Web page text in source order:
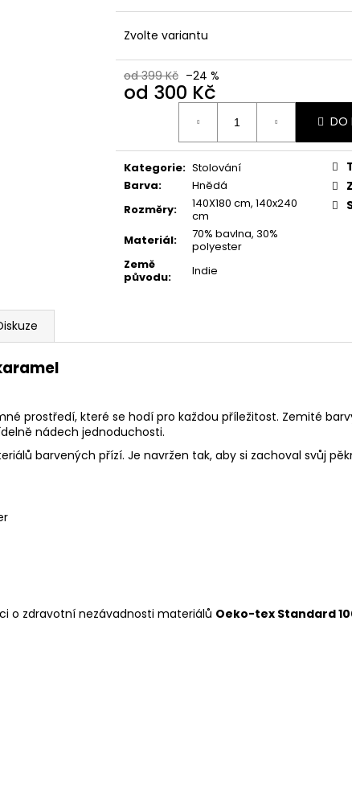
Zvolte variantu
od 399 Kč –24 %
od 300 Kč
DO
Kategorie: Stolování
Barva:
Hnědá
Rozměry:
140X180 cm, 140x240
cm
Materiál:
70% bavlna, 30%
polyester
Země
původu: Indie
prostředí, které se hodí pro každou příležitost. Zemité
nádech jednoduchosti.
barvených přízí. Je navržen tak, aby si zachoval svůj
o zdravotní nezávadnosti materiálů Oeko-tex Standard